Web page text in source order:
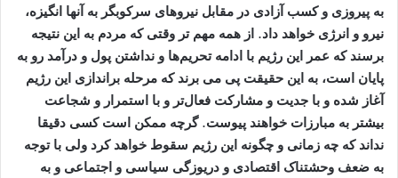
به پیروزی و کسب آزادی در مقابل نیروهای سرکوبگر به آنها انگیزه،
نیرو و انرژی خواهد داد. از همه مهم‌ تر وقتی که مردم به این نتیجه
برسند که عمر این رژیم با ادامه تحریم‌ها و نداشتن پول و درآمد رو به
پایان است، به این حقیقت پی می ‌برند که مرحله براندازی این رژیم
آغاز شده و با جدیت و مشارکت فعال‌تر و با استمرار و شجاعت
بیشتر به مبارزات خواهند پیوست.گرچه ممکن است کسی دقیقا
نداند که چه زمانی و چگونه این رژیم سقوط خواهد کرد ولی با توجه
به ضعف وحشتناک اقتصادی و دریوزگی سیاسی و اجتماعی و به